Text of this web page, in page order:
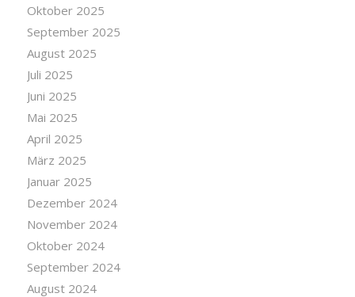
Oktober 2025
September 2025
August 2025
Juli 2025
Juni 2025
Mai 2025
April 2025
März 2025
Januar 2025
Dezember 2024
November 2024
Oktober 2024
September 2024
August 2024